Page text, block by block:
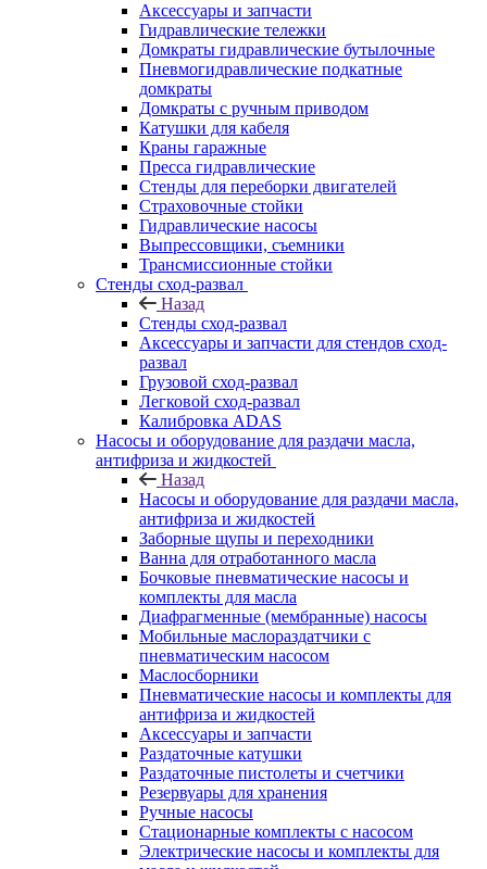
Аксессуары и запчасти
Гидравлические тележки
Домкраты гидравлические бутылочные
Пневмогидравлические подкатные
домкраты
Домкраты с ручным приводом
Катушки для кабеля
Краны гаражные
Пресса гидравлические
Стенды для переборки двигателей
Страховочные стойки
Гидравлические насосы
Выпрессовщики, съемники
Трансмиссионные стойки
Стенды сход-развал
Назад
Стенды сход-развал
Аксессуары и запчасти для стендов сход-
развал
Грузовой сход-развал
Легковой сход-развал
Калибровка ADAS
Насосы и оборудование для раздачи масла,
антифриза и жидкостей
Назад
Насосы и оборудование для раздачи масла,
антифриза и жидкостей
Заборные щупы и переходники
Ванна для отработанного масла
Бочковые пневматические насосы и
комплекты для масла
Диафрагменные (мембранные) насосы
Мобильные маслораздатчики с
пневматическим насосом
Маслосборники
Пневматические насосы и комплекты для
антифриза и жидкостей
Аксессуары и запчасти
Раздаточные катушки
Раздаточные пистолеты и счетчики
Резервуары для хранения
Ручные насосы
Стационарные комплекты с насосом
Электрические насосы и комплекты для